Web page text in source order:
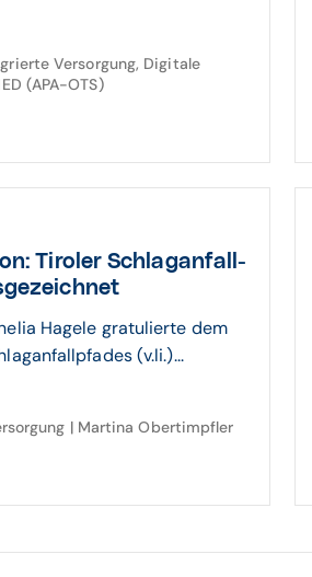
Versorgung, Digitale
(APA-OTS)
Tiroler Schlag­anfall­
Hagele gratulierte dem
(v.li.)...
| Martina Obertimpfler